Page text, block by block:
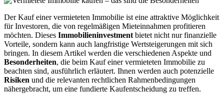
Der Kauf einer vermieteten Immobilie ist eine attraktive Möglichkeit
für Investoren, die von regelmäßigen Mieteinnahmen profitieren
möchten. Dieses Immobilieninvestment bietet nicht nur finanzielle
Vorteile, sondern kann auch langfristige Wertsteigerungen mit sich
bringen. In diesem Artikel werden die verschiedenen Aspekte und
Besonderheiten, die beim Kauf einer vermieteten Immobilie zu
beachten sind, ausführlich erläutert. Ihnen werden auch potenzielle
Risiken und die relevanten rechtlichen Rahmenbedingungen
nähergebracht, um eine fundierte Kaufentscheidung zu treffen.